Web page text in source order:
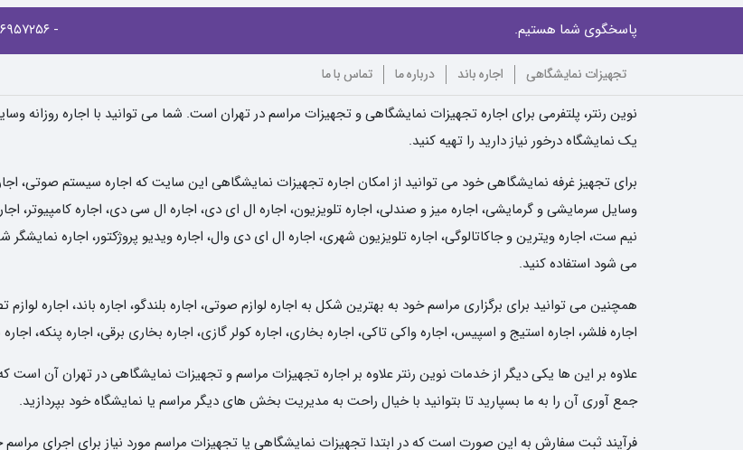
پاسخگوی شما هستیم. - ۰۲۱-۶۶۹۵۷۲۵۶
تجهیزات نمایشگاهی اجاره باند درباره ما تماس با ما
نوین رنتر، پلتفرمی برای اجاره تجهیزات نمایشگاهی و تجهیزات مراسم در تهران است. شما می توانید با اجاره روزانه
یک نمایشگاه درخور نیاز دارید را تهیه کنید.
برای تجهیز غرفه نمایشگاهی خود می توانید از امکان اجاره تجهیزات نمایشگاهی این سایت که اجاره سیستم صوتی،
وسایل سرمایشی و گرمایشی، اجاره میز و صندلی، اجاره تلویزیون، اجاره ال ای دی، اجاره ال سی دی، اجاره کامپیوتر،
نیم ست، اجاره ویترین و جاکاتالوگی، اجاره تلویزیون شهری، اجاره ال ای دی وال، اجاره ویدیو پروژکتور، اجاره
می شود استفاده کنید.
همچنین می توانید برای برگزاری مراسم خود به بهترین شکل به اجاره لوازم صوتی، اجاره بلندگو، اجاره باند، اجاره
اجاره فلشر، اجاره استیج و اسپیس، اجاره واکی تاکی، اجاره بخاری، اجاره کولر گازی، اجاره بخاری برقی، اجاره پنکه،
علاوه بر این ها یکی دیگر از خدمات نوین رنتر علاوه بر اجاره تجهیزات مراسم و تجهیزات نمایشگاهی در تهران آن
جمع آوری آن را به ما بسپارید تا بتوانید با خیال راحت به مدیریت بخش های دیگر مراسم یا نمایشگاه خود بپردازید.
فرآیند ثبت سفارش به این صورت است که در ابتدا تجهیزات نمایشگاهی یا تجهیزات مراسم مورد نیاز برای اجرای مراسم